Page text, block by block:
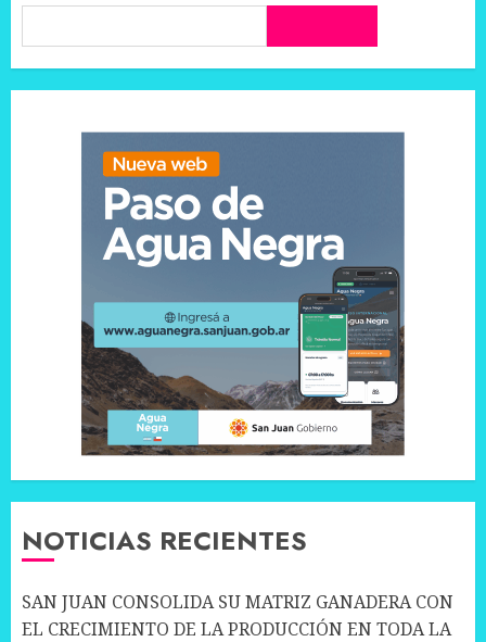
NOTICIAS RECIENTES
SAN JUAN CONSOLIDA SU MATRIZ GANADERA CON
EL CRECIMIENTO DE LA PRODUCCIÓN EN TODA LA